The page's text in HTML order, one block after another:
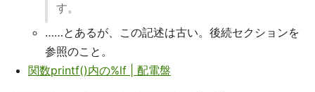
す。
……とあるが、この記述は古い。後続セクションを
参照のこと。
関数printf()内の%lf | 配電盤